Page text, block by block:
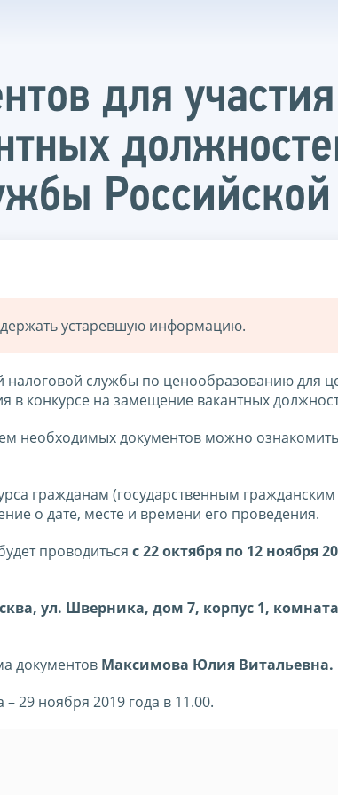
для
устаревшую информацию.
службы по ценообразованию для
в конкурсе на замещение вакантных
необходимых документов можно
гражданам (государственным
о дате, месте и времени его проведения.
проводиться с 22 октября по 12 ноября
ул. Шверника, дом 7, корпус 1,
документов Максимова Юлия Витальевна.
29 ноября 2019 года в 11.00.